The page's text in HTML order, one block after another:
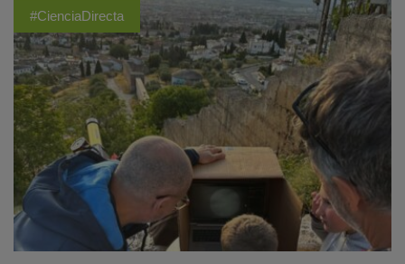
#CienciaDirecta